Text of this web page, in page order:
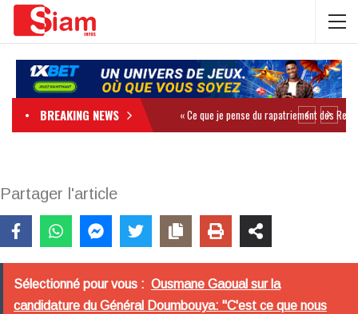
BREAKING NEWS
Partager l'article
Sélectionné pour vous : Ousmane Gaoual sur la
candidature du Général Doumbouya: "C'est ce que nous